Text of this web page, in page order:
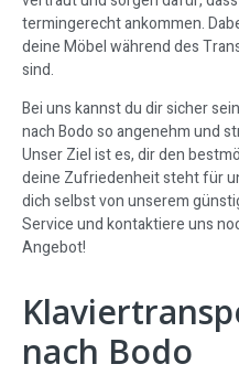
termingerecht ankommen.
deine Möbel während des
sind.
Bei uns kannst du dir sicher
nach Bodo so angenehm und
Unser Ziel ist es, dir den
deine Zufriedenheit steht für
dich selbst von unserem
Service und kontaktiere uns
Angebot!
nach Bodo